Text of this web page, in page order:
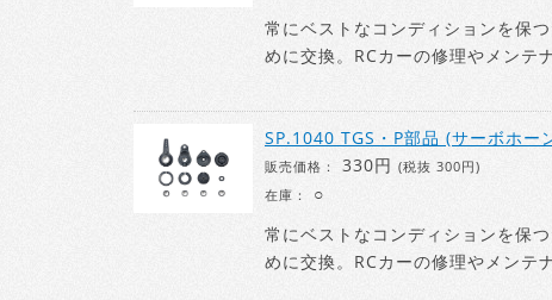
常にベストなコンディションを保
めに交換。RCカーの修理やメンテ
SP.1040 TGS・P部品 (サーボホー
販売価格： 330円 (税抜 300円)
在庫：
○
常にベストなコンディションを保
めに交換。RCカーの修理やメンテ